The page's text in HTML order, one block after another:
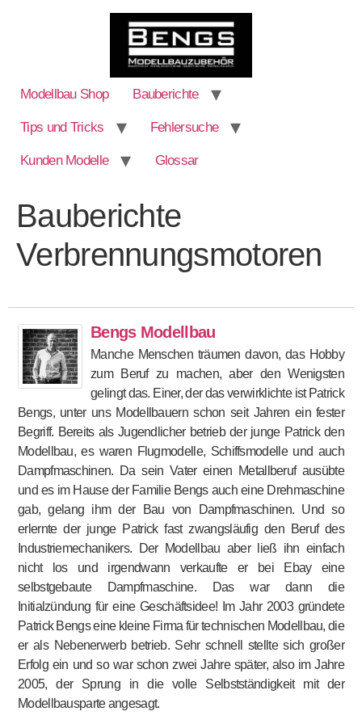
Modellbau Shop Bauberichte
Tips und Tricks Fehlersuche
Kunden Modelle Glossar
Bauberichte
Verbrennungsmotoren
Bengs Modellbau
Manche Menschen träumen davon, das Hobby
zum Beruf zu machen, aber den Wenigsten
gelingt das. Einer, der das verwirklichte ist Patrick
Bengs, unter uns Modellbauern schon seit Jahren ein fester
Begriff. Bereits als Jugendlicher betrieb der junge Patrick den
Modellbau, es waren Flugmodelle, Schiffsmodelle und auch
Dampfmaschinen. Da sein Vater einen Metallberuf ausübte
und es im Hause der Familie Bengs auch eine Drehmaschine
gab, gelang ihm der Bau von Dampfmaschinen. Und so
erlernte der junge Patrick fast zwangsläufig den Beruf des
Industriemechanikers. Der Modellbau aber ließ ihn einfach
nicht los und irgendwann verkaufte er bei Ebay eine
selbstgebaute Dampfmaschine. Das war dann die
Initialzündung für eine Geschäftsidee! Im Jahr 2003 gründete
Patrick Bengs eine kleine Firma für technischen Modellbau, die
er als Nebenerwerb betrieb. Sehr schnell stellte sich großer
Erfolg ein und so war schon zwei Jahre später, also im Jahre
2005, der Sprung in die volle Selbstständigkeit mit der
Modellbausparte angesagt.